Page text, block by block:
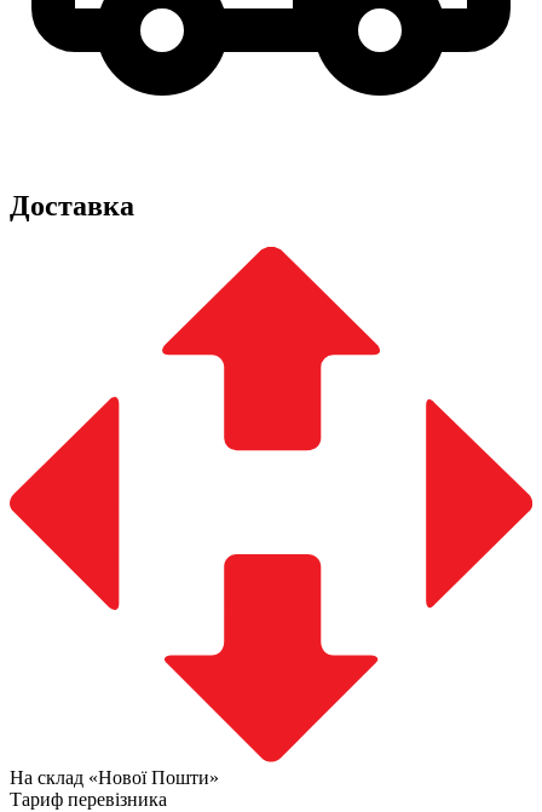
Доставка
На склад «Нової Пошти»
Тариф перевізника